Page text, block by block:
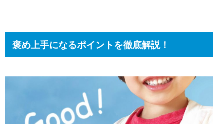
褒め上手になるポイントを徹底解説！